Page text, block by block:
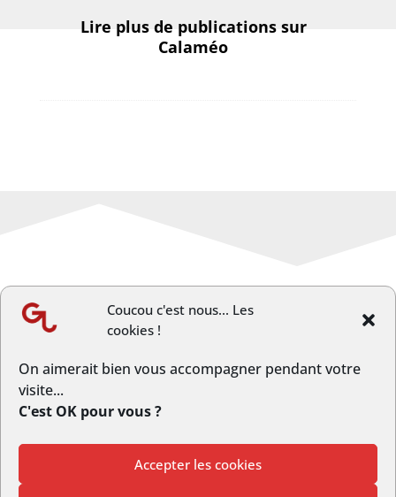
Coucou c'est nous... Les
cookies !
On aimerait bien vous accompagner pendant votre
visite...
C'est OK pour vous ?
Accepter les cookies
Lire plus de publications sur
Calaméo
Article précèdent